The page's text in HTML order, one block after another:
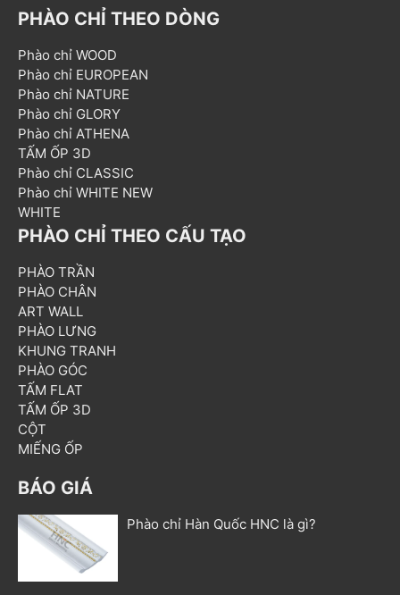
PHÀO CHỈ THEO DÒNG
Phào chỉ WOOD
Phào chỉ EUROPEAN
Phào chỉ NATURE
Phào chỉ GLORY
Phào chỉ ATHENA
TẤM ỐP 3D
Phào chỉ CLASSIC
Phào chỉ WHITE NEW
WHITE
PHÀO CHỈ THEO CẤU TẠO
PHÀO TRẦN
PHÀO CHÂN
ART WALL
PHÀO LƯNG
KHUNG TRANH
PHÀO GÓC
TẤM FLAT
TẤM ỐP 3D
CỘT
MIẾNG ỐP
BÁO GIÁ
Phào chỉ Hàn Quốc HNC là gì?